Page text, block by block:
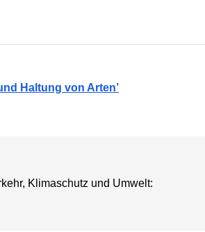
Haltung von Arten’
Klimaschutz und Umwelt: